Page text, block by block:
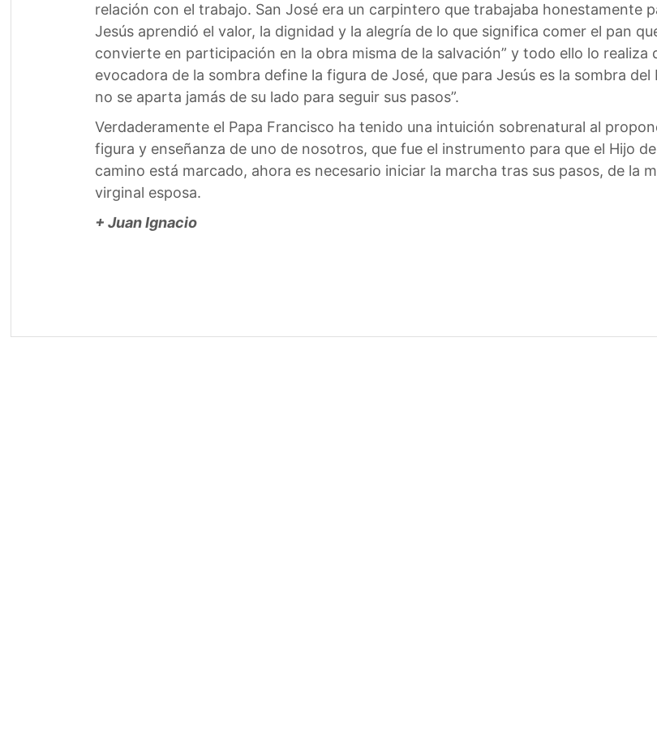
relación con el trabajo. San José era un carpintero que trabajaba honestamente
Jesús aprendió el valor, la dignidad y la alegría de lo que significa comer el pan
convierte en participación en la obra misma de la salvación” y todo ello lo realiza
evocadora de la sombra define la figura de José, que para Jesús es la sombra
no se aparta jamás de su lado para seguir sus pasos”.
Verdaderamente el Papa Francisco ha tenido una intuición sobrenatural al
figura y enseñanza de uno de nosotros, que fue el instrumento para que el Hijo
camino está marcado, ahora es necesario iniciar la marcha tras sus pasos, de la
virginal esposa.
+ Juan Ignacio